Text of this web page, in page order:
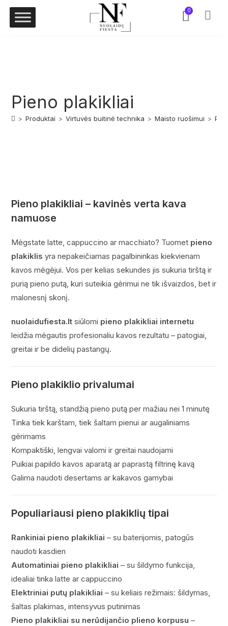
0
Pieno plakikliai
> Produktai > Virtuvės buitinė technika > Maisto ruošimui >
Pieno plakikliai – kavinės verta kava
namuose
Mėgstate latte, cappuccino ar macchiato? Tuomet pieno
plakiklis yra nepakeičiamas pagalbininkas kiekvienam
kavos mėgėjui. Vos per kelias sekundes jis sukuria tirštą ir
purią pieno putą, kuri suteikia gėrimui ne tik išvaizdos, bet ir
malonesnį skonį.
nuolaidufiesta.lt siūlomi pieno plakikliai internetu
leidžia mėgautis profesionaliu kavos rezultatu – patogiai,
greitai ir be didelių pastangų.
Pieno plakiklio privalumai
Sukuria tirštą, standžią pieno putą per mažiau nei 1 minutę
Tinka tiek karštam, tiek šaltam pienui ar augaliniams
gėrimams
Kompaktiški, lengvai valomi ir greitai naudojami
Puikiai papildo kavos aparatą ar paprastą filtrinę kavą
Galima naudoti desertams ar kakavos gamybai
Populiariausi pieno plakiklių tipai
Rankiniai pieno plakikliai – su baterijomis, patogūs
naudoti kasdien
Automatiniai pieno plakikliai – su šildymo funkcija,
idealiai tinka latte ar cappuccino
Elektriniai putų plakikliai – su keliais režimais: šildymas,
šaltas plakimas, intensyvus putinimas
Pieno plakikliai su nerūdijančio plieno korpusu –